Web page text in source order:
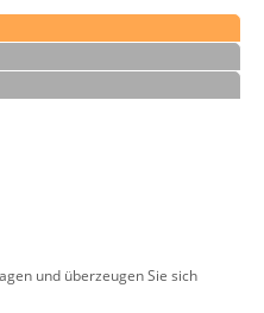
und überzeugen Sie sich